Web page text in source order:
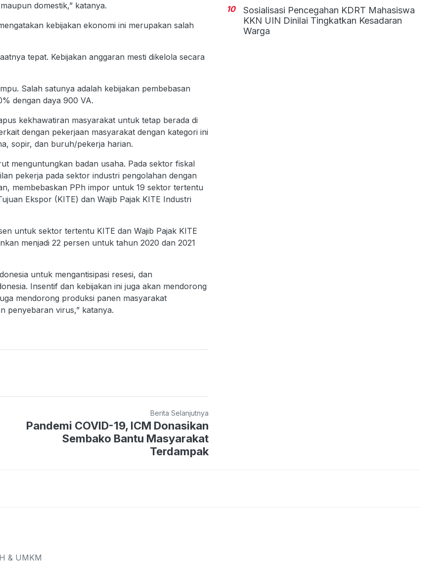
domestik,” katanya.
kebijakan ekonomi ini merupakan salah
tepat. Kebijakan anggaran mesti dikelola secara
Salah satunya adalah kebijakan pembebasan
dengan daya 900 VA.
kekhawatiran masyarakat untuk tetap berada di
dengan pekerjaan masyarakat dengan kategori ini
sopir, dan buruh/pekerja harian.
menguntungkan badan usaha. Pada sektor fiskal
pekerja pada sektor industri pengolahan dengan
membebaskan PPh impor untuk 19 sektor tertentu
Ekspor (KITE) dan Wajib Pajak KITE Industri
untuk sektor tertentu KITE dan Wajib Pajak KITE
menjadi 22 persen untuk tahun 2020 dan 2021
untuk mengantisipasi resesi, dan
Insentif dan kebijakan ini juga akan mendorong
mendorong produksi panen masyarakat
penyebaran virus,” katanya.
Berita Selanjutnya
Pandemi COVID-19, ICM Donasikan
Sembako Bantu Masyarakat
Terdampak
10
Sosialisasi Pencegahan KDRT Mahasiswa
KKN UIN Dinilai Tingkatkan Kesadaran
Warga
& UMKM